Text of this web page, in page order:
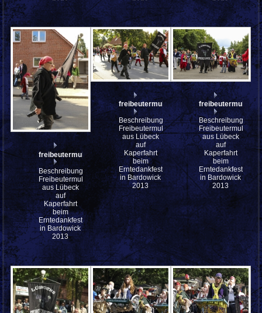
freibeutermukke_mfw13__030829
Beschreibung:
Freibeutermukke
aus Lübeck
auf
Kaperfahrt
beim
Erntedankfest
in Bardowick
2013
freibeutermukke_mfw13__030826
Beschreibung:
Freibeutermukke
aus Lübeck
auf
Kaperfahrt
beim
Erntedankfest
in Bardowick
2013
Beschreibung:
Freibeutermukke
aus Lübeck
auf
Kaperfahrt
beim
Erntedankfest
in Bardowick
2013